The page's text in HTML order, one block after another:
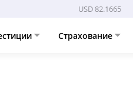
USD 82.1665
Страхование